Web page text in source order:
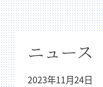
ニュース
2023年11月24日